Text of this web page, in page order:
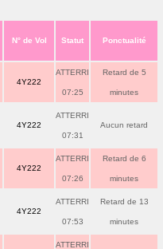
N° de Vol Statut Ponctualité
4Y222
ATTERRI
07:25
Retard de 5
minutes
4Y222
ATTERRI
07:31
Aucun retard
4Y222
ATTERRI
07:26
Retard de 6
minutes
4Y222
ATTERRI
07:53
Retard de 13
minutes
ATTERRI